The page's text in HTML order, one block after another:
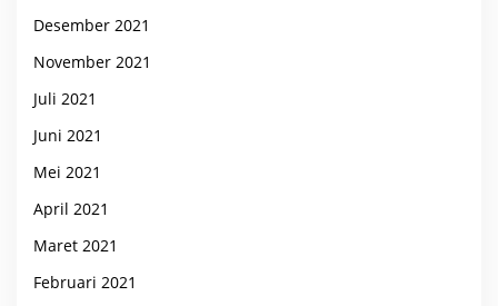
Desember 2021
November 2021
Juli 2021
Juni 2021
Mei 2021
April 2021
Maret 2021
Februari 2021